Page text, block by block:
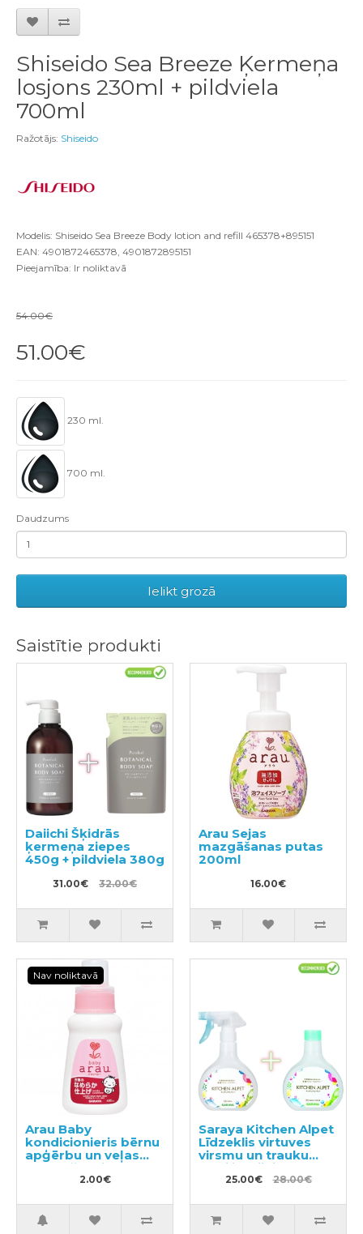
Shiseido Sea Breeze Ķermeņa
losjons 230ml + pildviela
700ml
Ražotājs: Shiseido
Modelis: Shiseido Sea Breeze Body lotion and refill 465378+895151
EAN: 4901872465378, 4901872895151
Pieejamība: Ir noliktavā
54.00€
51.00€
230 ml.
700 ml.
Daudzums
Ielikt grozā
Saistītie produkti
Daiichi Šķidrās
ķermeņa ziepes
450g + pildviela 380g
31.00€ 32.00€
Arau Sejas
mazgāšanas putas
200ml
16.00€
Nav noliktavā
Arau Baby
kondicionieris bērnu
apģērbu un veļas
mazgāšanai,
paraugs 50ml
2.00€
Saraya Kitchen Alpet
Līdzeklis virtuves
virsmu un trauku
sterilizācijai 400ml +
pildviela 400ml
25.00€ 28.00€